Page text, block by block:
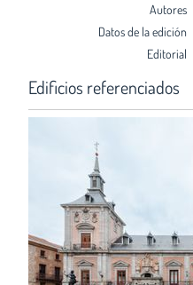
Autores
Datos de la edición
Editorial
Edificios referenciados